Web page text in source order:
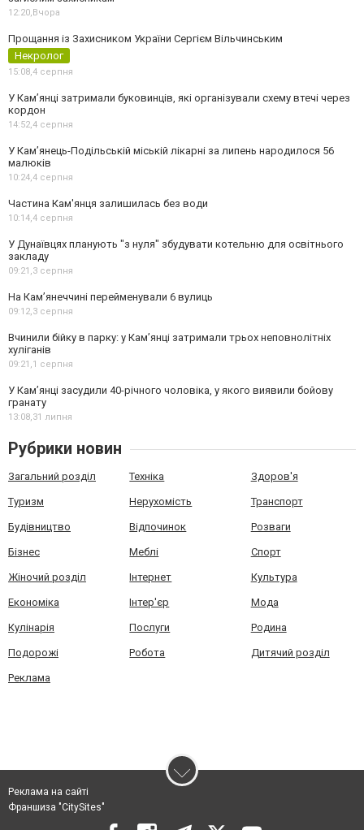
12:20,Вчора
Прощання із Захисником України Сергієм Вільчинським
Некролог
15:08,4 серпня
У Кам’янці затримали буковинців, які організували схему втечі через
кордон
14:52,4 серпня
У Кам’янець-Подільській міській лікарні за липень народилося 56
малюків
10:24,4 серпня
Частина Кам'янця залишилась без води
10:14,4 серпня
У Дунаївцях планують "з нуля" збудувати котельню для освітнього
закладу
09:21,3 серпня
На Камʼянеччині перейменували 6 вулиць
09:12,3 серпня
Вчинили бійку в парку: у Кам’янці затримали трьох неповнолітніх
хуліганів
09:21,1 серпня
У Камʼянці засудили 40-річного чоловіка, у якого виявили бойову
гранату
13:08,31 липня
Рубрики новин
Загальний розділ Техніка Здоров'я
Туризм Нерухомість Транспорт
Будівництво Відпочинок Розваги
Бізнес Меблі Спорт
Жіночий розділ Інтернет Культура
Економіка Інтер'єр Мода
Кулінарія Послуги Родина
Подорожі Робота Дитячий розділ
Реклама
Реклама на сайті
Франшиза "CitySites"